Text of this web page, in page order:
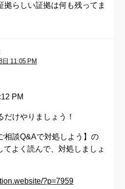
拠らしい証拠は何も残ってま
日 11:05 PM
PM
けやりましょう！
相談Q&Aで対処しよう】の
てよく読んで、対処しましょ
?p=7959